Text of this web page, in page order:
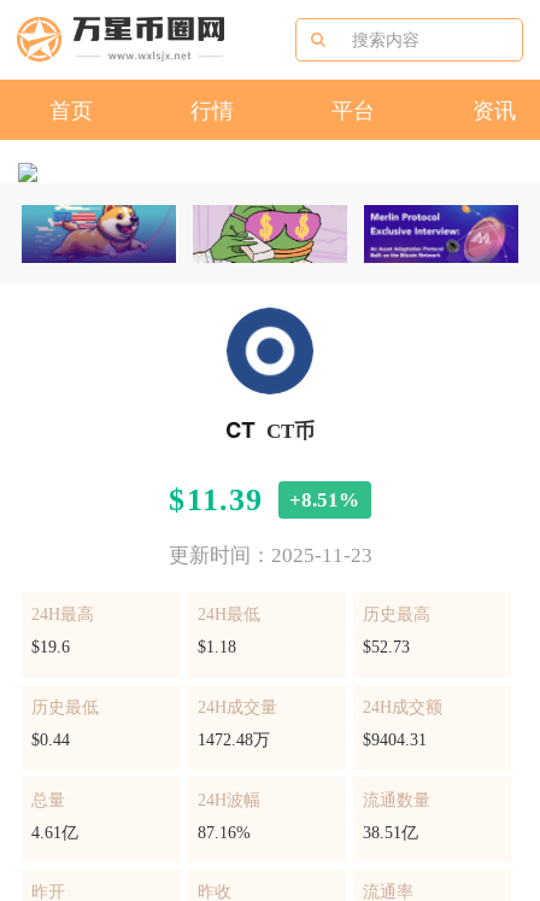
首页 行情 平台 资讯
CT CT币
$11.39 +8.51%
更新时间：2025-11-23
24H最高
$19.6
24H最低
$1.18
历史最高
$52.73
历史最低
$0.44
24H成交量
1472.48万
24H成交额
$9404.31
总量
4.61亿
24H波幅
87.16%
流通数量
38.51亿
昨开
昨收
流通率